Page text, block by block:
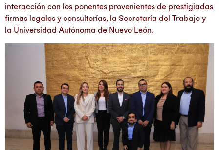
interacción con los ponentes provenientes de prestigiadas
firmas legales y consultorías, la Secretaría del Trabajo y
la Universidad Autónoma de Nuevo León.